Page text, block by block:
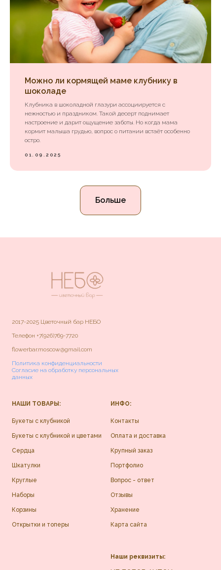
Можно ли кормящей маме клубнику в
шоколаде
Клубника в шоколадной глазури ассоциируется с
нежностью и праздником. Такой десерт поднимает
настроение и дарит ощущение заботы. Но когда мама
кормит малыша грудью, вопрос о питании встаёт особенно
остро.
01.09.2025
Больше
2017-2025 Цветочный бар НЕБО
Телефон +7(926)769-7720
flowerbar.moscow@gmail.com
Политика конфиденциальности
Согласие на обработку персональных
данных
НАШИ ТОВАРЫ:
Букеты с клубникой
Букеты с клубникой и цветами
Сердца
Шкатулки
Круглые
Наборы
Корзины
Открытки и топеры
ИНФО:
Контакты
Оплата и доставка
Крупный заказ
Портфолио
Вопрос - ответ
Отзывы
Хранение
Карта сайта
Наши реквизиты: